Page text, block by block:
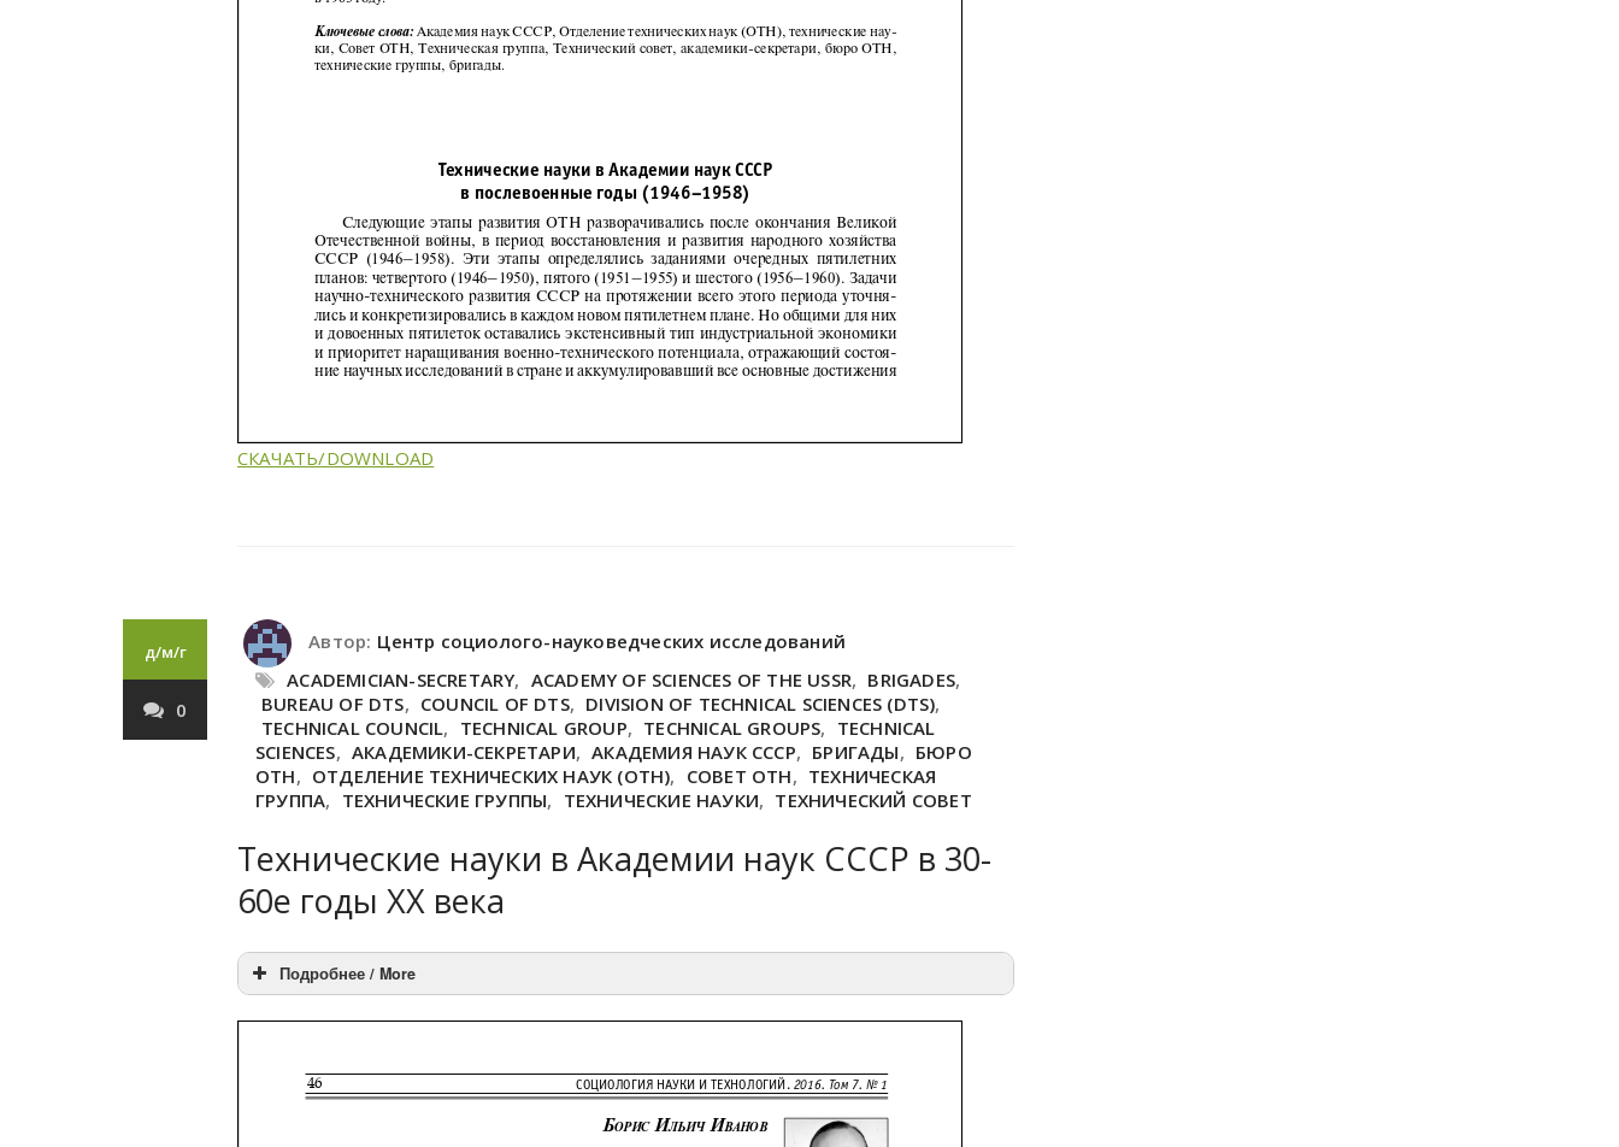
СКАЧАТЬ/DOWNLOAD
д/м/г
0
Автор: Центр социолого-науковедческих исследований
ACADEMICIAN-SECRETARY, ACADEMY OF SCIENCES OF THE USSR, BRIGADES,
BUREAU OF DTS, COUNCIL OF DTS, DIVISION OF TECHNICAL SCIENCES (DTS),
TECHNICAL COUNCIL, TECHNICAL GROUP, TECHNICAL GROUPS, TECHNICAL
SCIENCES, АКАДЕМИКИ-СЕКРЕТАРИ, АКАДЕМИЯ НАУК СССР, БРИГАДЫ, БЮРО
ОТН, ОТДЕЛЕНИЕ ТЕХНИЧЕСКИХ НАУК (ОТН), СОВЕТ ОТН, ТЕХНИЧЕСКАЯ
ГРУППА, ТЕХНИЧЕСКИЕ ГРУППЫ, ТЕХНИЧЕСКИЕ НАУКИ, ТЕХНИЧЕСКИЙ СОВЕТ
Технические науки в Академии наук СССР в 30-
60е годы ХХ века
Подробнее / More